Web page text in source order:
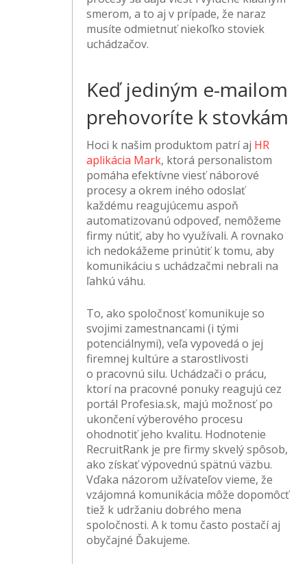
smerom, a to aj v prípade, že naraz
musíte odmietnuť niekoľko stoviek
uchádzačov.
Keď jediným e-mailom
prehovoríte k stovkám
Hoci k našim produktom patrí aj HR
aplikácia Mark, ktorá personalistom
pomáha efektívne viesť náborové
procesy a okrem iného odoslať
každému reagujúcemu aspoň
automatizovanú odpoveď, nemôžeme
firmy nútiť, aby ho využívali. A rovnako
ich nedokážeme prinútiť k tomu, aby
komunikáciu s uchádzačmi nebrali na
ľahkú váhu.
To, ako spoločnosť komunikuje so
svojimi zamestnancami (i tými
potenciálnymi), veľa vypovedá o jej
firemnej kultúre a starostlivosti
o pracovnú silu. Uchádzači o prácu,
ktorí na pracovné ponuky reagujú cez
portál Profesia.sk, majú možnosť po
ukončení výberového procesu
ohodnotiť jeho kvalitu. Hodnotenie
RecruitRank je pre firmy skvelý spôsob,
ako získať výpovednú spätnú väzbu.
Vďaka názorom užívateľov vieme, že
vzájomná komunikácia môže dopomôcť
tiež k udržaniu dobrého mena
spoločnosti. A k tomu často postačí aj
obyčajné Ďakujeme.